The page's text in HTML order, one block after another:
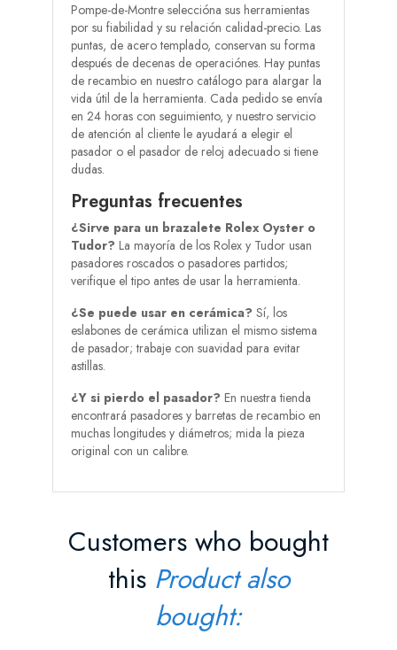
Pompe-de-Montre seleccióna sus herramientas
por su fiabilidad y su relación calidad-precio. Las
puntas, de acero templado, conservan su forma
después de decenas de operaciónes. Hay puntas
de recambio en nuestro catálogo para alargar la
vida útil de la herramienta. Cada pedido se envía
en 24 horas con seguimiento, y nuestro servicio
de atención al cliente le ayudará a elegir el
pasador o el pasador de reloj adecuado si tiene
dudas.
Preguntas frecuentes
¿Sirve para un brazalete Rolex Oyster o
Tudor? La mayoría de los Rolex y Tudor usan
pasadores roscados o pasadores partidos;
verifique el tipo antes de usar la herramienta.
¿Se puede usar en cerámica? Sí, los
eslabones de cerámica utilizan el mismo sistema
de pasador; trabaje con suavidad para evitar
astillas.
¿Y si pierdo el pasador? En nuestra tienda
encontrará pasadores y barretas de recambio en
muchas longitudes y diámetros; mida la pieza
original con un calibre.
Customers who bought
this Product also
bought: